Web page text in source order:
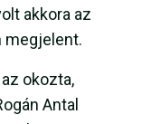
akkora az
megjelent.
okozta,
Antal